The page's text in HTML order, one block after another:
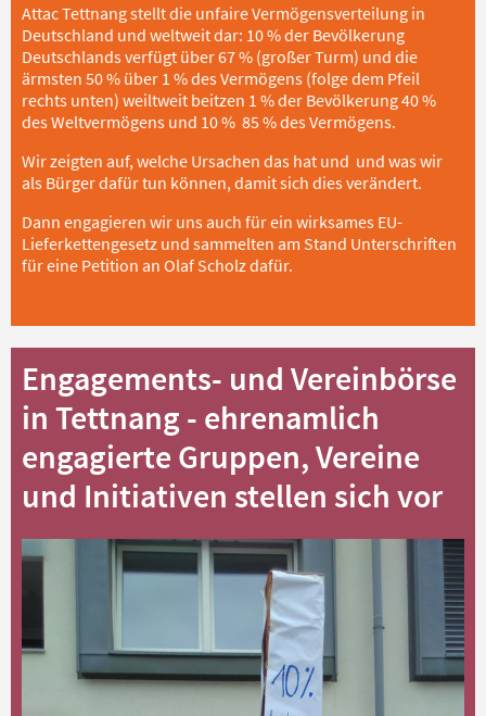
Attac Tettnang stellt die unfaire Vermögensverteilung in
Deutschland und weltweit dar: 10 % der Bevölkerung
Deutschlands verfügt über 67 % (großer Turm) und die
ärmsten 50 % über 1 % des Vermögens (folge dem Pfeil
rechts unten) weiltweit beitzen 1 % der Bevölkerung 40 %
des Weltvermögens und 10 % 85 % des Vermögens.
Wir zeigten auf, welche Ursachen das hat und und was wir
als Bürger dafür tun können, damit sich dies verändert.
Dann engagieren wir uns auch für ein wirksames EU-
Lieferkettengesetz und sammelten am Stand Unterschriften
für eine Petition an Olaf Scholz dafür.
Engagements- und Vereinbörse
in Tettnang - ehrenamlich
engagierte Gruppen, Vereine
und Initiativen stellen sich vor